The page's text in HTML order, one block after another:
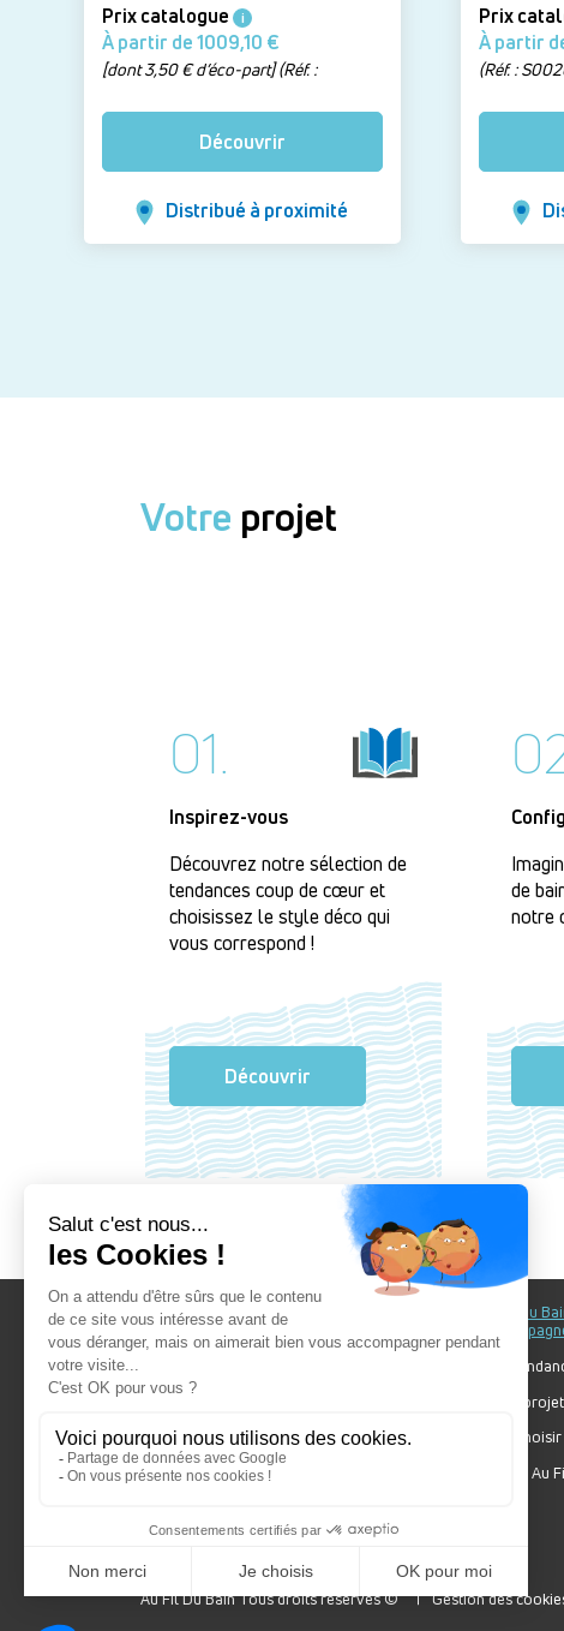
Prix catalogue i
À partir de 1009,10 €
[dont 3,50 € d’éco-part] (Réf. :
tiroir h 30 cm, Vasque incluse)
Découvrir
Distribué à proximité
Prix
(Réf. :
Votre projet
01.
Inspirez-vous
Découvrez notre sélection de
tendances coup de cœur et
choisissez le style déco qui
vous correspond !
Découvrir
de
notre
Au fil du Bain
Nos showrooms
Nos engagements
Algorel
Au fil du
Nos
Votre projet
Bien choisir
Forum Au
Au Fil Du Bain Tous droits réservés © Gestion des